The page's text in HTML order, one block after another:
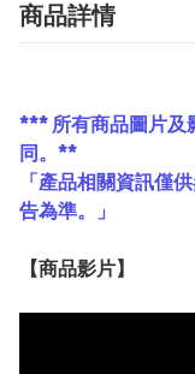
商品詳情
*** 所有商品圖片及
同。**
「產品相關資訊僅
告為準。」
【商品影片】